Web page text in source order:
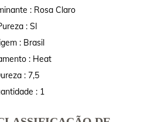
: Rosa Claro
: SI
: Brasil
: Heat
: 7,5
: 1